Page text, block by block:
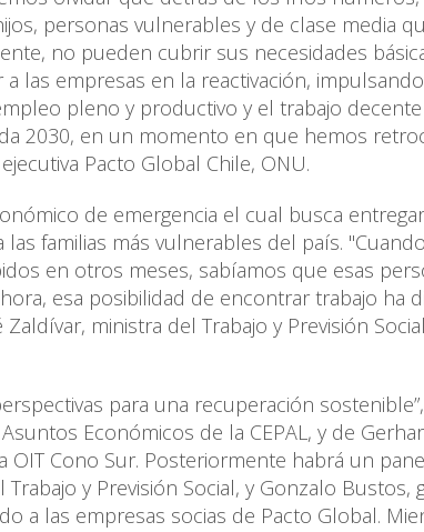
personas vulnerables y de clase media
no pueden cubrir sus necesidades
las empresas en la reactivación,
pleno y productivo y el trabajo
2030, en un momento en que hemos
Pacto Global Chile, ONU.
de emergencia el cual busca
familias más vulnerables del país. "Cuando
en otros meses, sabíamos que esas
esa posibilidad de encontrar trabajo ha
ministra del Trabajo y Previsión
para una recuperación
Económicos de la CEPAL, y de
OIT Cono Sur. Posteriormente habrá un
y Previsión Social, y Gonzalo Bustos,
a las empresas socias de Pacto Global.